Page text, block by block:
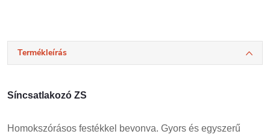
Termékleírás
Síncsatlakozó ZS
Homokszórásos festékkel bevonva. Gyors és egyszerű